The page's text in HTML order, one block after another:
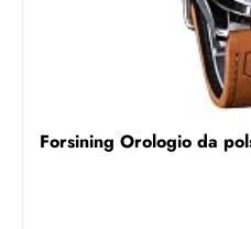
Forsining Orologio da